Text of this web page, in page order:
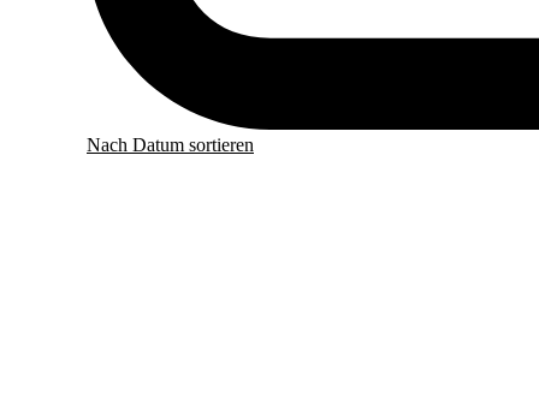
Nach Datum sortieren